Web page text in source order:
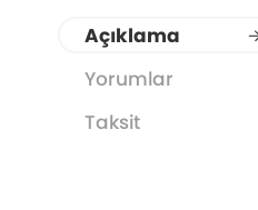
Açıklama
Yorumlar
Taksit